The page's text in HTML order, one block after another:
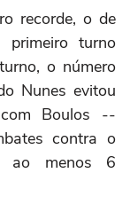
recorde, o de
primeiro turno
o número
Nunes evitou
Boulos --
contra o
ao menos 6